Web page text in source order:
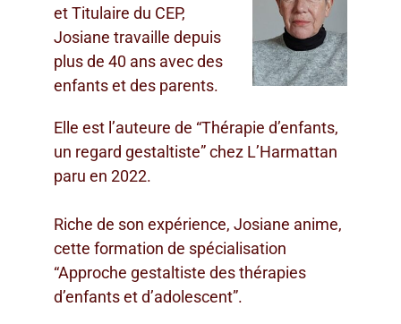
et Titulaire du CEP,
Josiane travaille depuis
plus de 40 ans avec des
enfants et des parents.
Elle est l’auteure de “Thérapie d’enfants,
un regard gestaltiste” chez L’Harmattan
paru en 2022.
Riche de son expérience, Josiane anime,
cette formation de spécialisation
“Approche gestaltiste des thérapies
d’enfants et d’adolescent”.